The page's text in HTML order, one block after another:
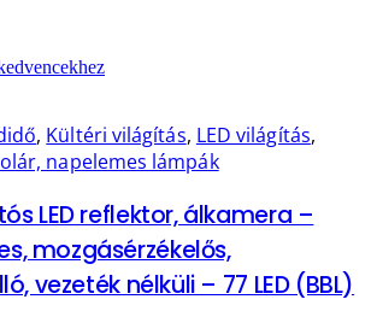
, Kültéri világítás, LED világítás,
napelemes lámpák
LED reflektor, álkamera –
mozgásérzékelős,
vezeték nélküli – 77 LED (BBL)